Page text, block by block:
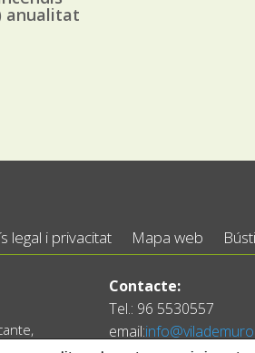
anualitat
legal i privacitat Mapa web
Contacte:
Tel.: 96 5530557
email: